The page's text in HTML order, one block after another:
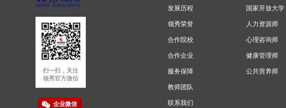
扫一扫，关注
领秀官方微信
企业微信
发展历程
领秀荣誉
合作院校
合作企业
服务保障
教师团队
联系我们
国家开放大学
人力资源师
心理咨询师
健康管理师
公共营养师